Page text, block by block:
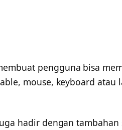
pengguna bisa
mouse, keyboard atau
hadir dengan tambahan